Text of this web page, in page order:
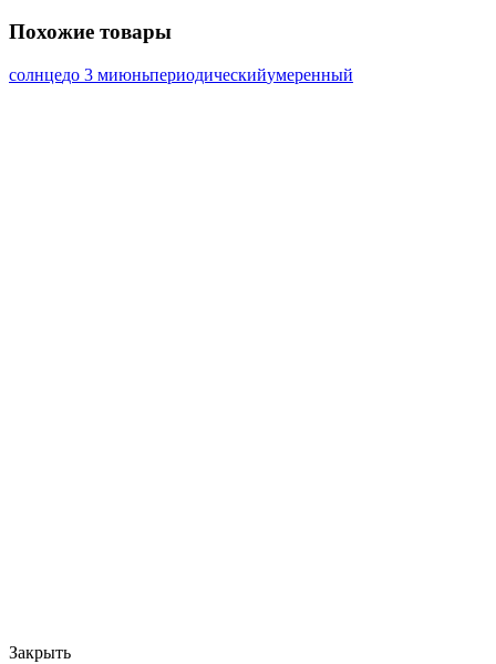
Похожие товары
солнцедо 3 миюньпериодическийумеренный
Закрыть